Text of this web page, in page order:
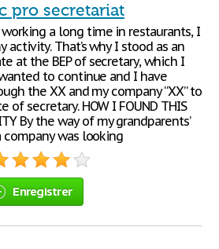
pro secretariat
working a long time in restaurants, I
activity. That’s why I stood as an
at the BEP of secretary, which I
to continue and I have
the XX and my company “XX” to
of secretary. HOW I FOUND THIS
By the way of my grandparents’
was looking
Enregistrer